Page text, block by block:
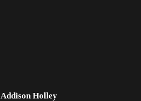
Addison Holley